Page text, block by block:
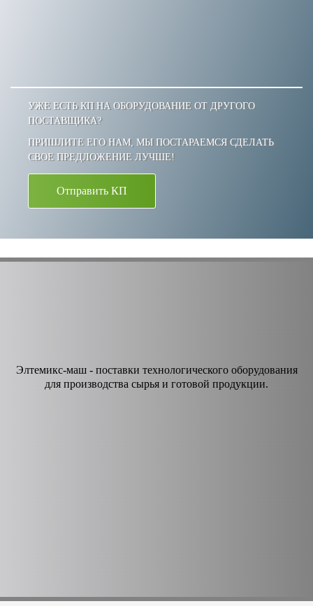
УЖЕ ЕСТЬ КП НА ОБОРУДОВАНИЕ ОТ ДРУГОГО
ПОСТАВЩИКА?
ПРИШЛИТЕ ЕГО НАМ, МЫ ПОСТАРАЕМСЯ СДЕЛАТЬ
СВОЕ ПРЕДЛОЖЕНИЕ ЛУЧШЕ!
Отправить КП
Элтемикс-маш - поставки технологического оборудования
для производства сырья и готовой продукции.